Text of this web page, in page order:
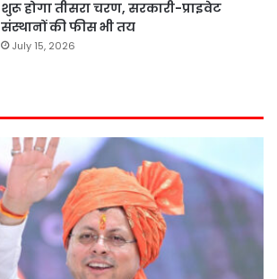
शुरू होगा तीसरा चरण, सरकारी-प्राइवेट
संस्थानों की फीस भी तय
July 15, 2026